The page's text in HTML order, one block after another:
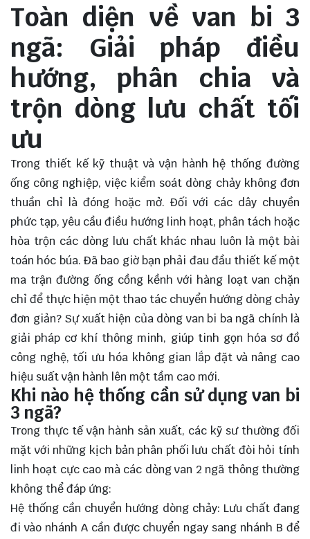
Toàn diện về van bi 3
ngã: Giải pháp điều
hướng, phân chia và
trộn dòng lưu chất tối
ưu
Trong thiết kế kỹ thuật và vận hành hệ thống đường
ống công nghiệp, việc kiểm soát dòng chảy không đơn
thuần chỉ là đóng hoặc mở. Đối với các dây chuyền
phức tạp, yêu cầu điều hướng linh hoạt, phân tách hoặc
hòa trộn các dòng lưu chất khác nhau luôn là một bài
toán hóc búa. Đã bao giờ bạn phải đau đầu thiết kế một
ma trận đường ống cồng kềnh với hàng loạt van chặn
chỉ để thực hiện một thao tác chuyển hướng dòng chảy
đơn giản? Sự xuất hiện của dòng van bi ba ngã chính là
giải pháp cơ khí thông minh, giúp tinh gọn hóa sơ đồ
công nghệ, tối ưu hóa không gian lắp đặt và nâng cao
hiệu suất vận hành lên một tầm cao mới.
Khi nào hệ thống cần sử dụng van bi
3 ngã?
Trong thực tế vận hành sản xuất, các kỹ sư thường đối
mặt với những kịch bản phân phối lưu chất đòi hỏi tính
linh hoạt cực cao mà các dòng van 2 ngã thông thường
không thể đáp ứng:
Hệ thống cần chuyển hướng dòng chảy: Lưu chất đang
đi vào nhánh A cần được chuyển ngay sang nhánh B để